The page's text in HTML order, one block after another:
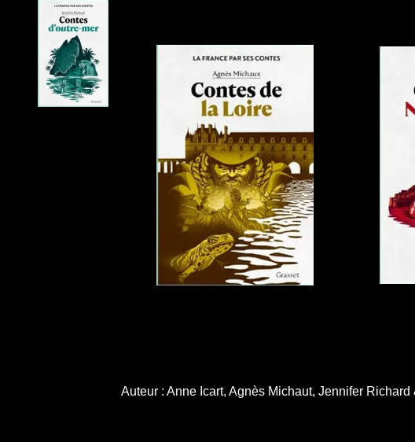
Auteur : Anne Icart, Agnès Michaut, Jennifer